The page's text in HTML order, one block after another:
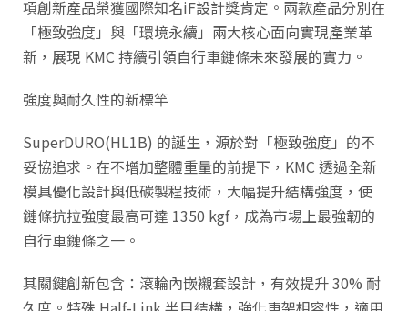
項創新產品榮獲國際知名iF設計獎肯定。兩款產品分別在
「極致強度」與「環境永續」兩大核心面向實現產業革
新，展現 KMC 持續引領自行車鏈條未來發展的實力。
強度與耐久性的新標竿
SuperDURO(HL1B) 的誕生，源於對「極致強度」的不
妥協追求。在不增加整體重量的前提下，KMC 透過全新
模具優化設計與低碳製程技術，大幅提升結構強度，使
鏈條抗拉強度最高可達 1350 kgf，成為市場上最強韌的
自行車鏈條之一。
其關鍵創新包含：滾輪內嵌襯套設計，有效提升 30% 耐